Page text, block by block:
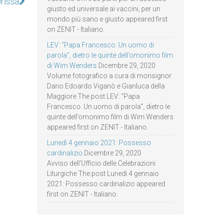
giusto ed universale ai vaccini, per un
mondo più sano e giusto appeared first
on ZENIT - Italiano.
LEV: “Papa Francesco. Un uomo di
parola”, dietro le quinte dell’omonimo film
di Wim Wenders Dicembre 29, 2020
Volume fotografico a cura di monsignor
Dario Edoardo Viganò e Gianluca della
Maggiore The post LEV: “Papa
Francesco. Un uomo di parola”, dietro le
quinte dell’omonimo film di Wim Wenders
appeared first on ZENIT - Italiano.
Lunedì 4 gennaio 2021: Possesso
cardinalizio Dicembre 29, 2020
Avviso dell’Ufficio delle Celebrazioni
Liturgiche The post Lunedì 4 gennaio
2021: Possesso cardinalizio appeared
first on ZENIT - Italiano.